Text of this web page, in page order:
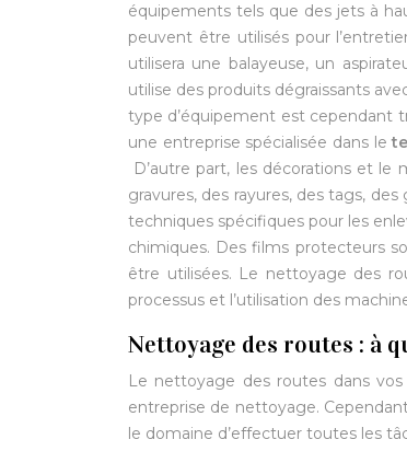
équipements tels que des jets à
peuvent être utilisés pour
utilisera une balayeuse, un
utilise des produits dégraissants
type d’équipement est cependant
une entreprise spécialisée dans le
D’autre part, les décorations et
gravures, des rayures, des tags,
techniques spécifiques pour les
chimiques. Des films protecteurs
être utilisées. Le nettoyage des
processus et l’utilisation des
Nettoyage des routes : à
Le nettoyage des routes dans
entreprise de nettoyage.
le domaine d’effectuer toutes les